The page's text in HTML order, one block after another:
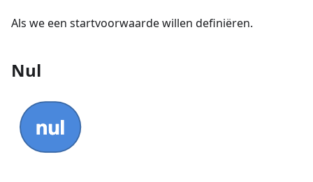
Als we een startvoorwaarde willen definiëren.
Nul